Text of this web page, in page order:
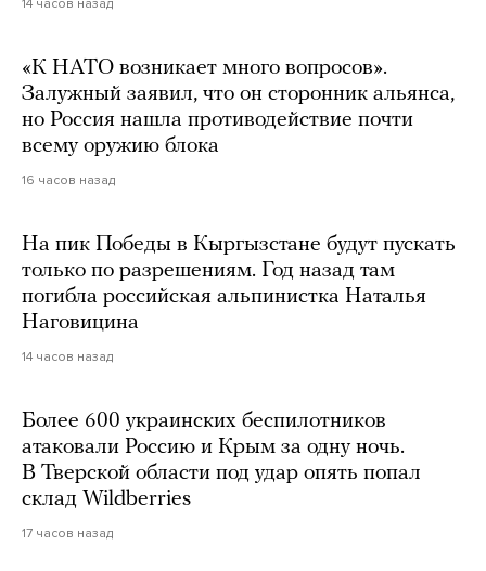
14 часов назад
«К НАТО возникает много вопросов».
Залужный заявил, что он сторонник альянса,
но Россия нашла противодействие почти
всему оружию блока
16 часов назад
На пик Победы в Кыргызстане будут пускать
только по разрешениям. Год назад там
погибла российская альпинистка Наталья
Наговицина
14 часов назад
Более 600 украинских беспилотников
атаковали Россию и Крым за одну ночь.
В Тверской области под удар опять попал
склад Wildberries
17 часов назад